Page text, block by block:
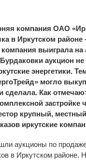
компания ОАО
в Иркутском
выиграла на
аукцион
энергетики.
могло
сделала. Как
застройке
крупный,
иркутские
аукционы по
в Иркутском районе.